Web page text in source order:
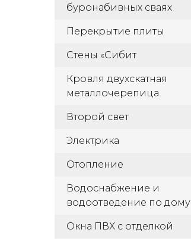
буронабивных сваях
Перекрытие плиты
Стены «Сибит
Кровля двухскатная
металлочерепица
Второй свет
Электрика
Отопление
Водоснабжение и
водоотведение по дому
Окна ПВХ с отделкой